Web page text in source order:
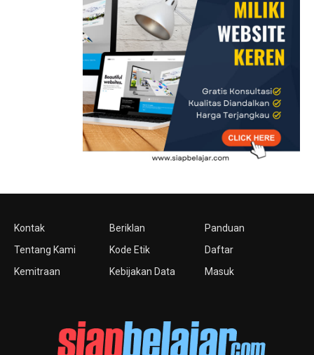
Kontak
Tentang Kami
Kemitraan
Beriklan
Kode Etik
Kebijakan Data
Panduan
Daftar
Masuk